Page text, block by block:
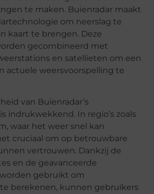
te maken. Buienradar maakt
om neerslag te
kaart te brengen. Deze
gecombineerd met
en satellieten om een
actuele weersvoorspelling te
van Buienradar’s
indrukwekkend. In regio’s zoals
waar het weer snel kan
cruciaal om op betrouwbare
vertrouwen. Dankzij de
en de geavanceerde
gebruikt om
berekenen, kunnen gebruikers